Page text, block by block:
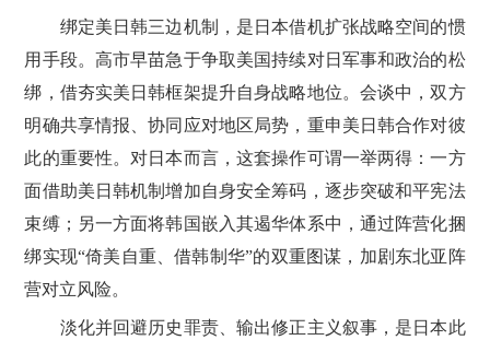
绑定美日韩三边机制，是日本借机扩张战略空间的惯
用手段。高市早苗急于争取美国持续对日军事和政治的松
绑，借夯实美日韩框架提升自身战略地位。会谈中，双方
明确共享情报、协同应对地区局势，重申美日韩合作对彼
此的重要性。对日本而言，这套操作可谓一举两得：一方
面借助美日韩机制增加自身安全筹码，逐步突破和平宪法
束缚；另一方面将韩国嵌入其遏华体系中，通过阵营化捆
绑实现“倚美自重、借韩制华”的双重图谋，加剧东北亚阵
营对立风险。
淡化并回避历史罪责、输出修正主义叙事，是日本此